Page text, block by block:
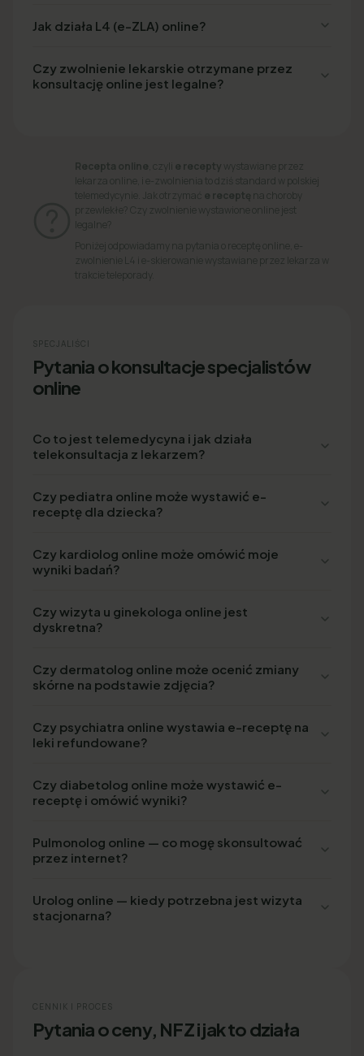
Jak działa L4 (e-ZLA) online?
Czy zwolnienie lekarskie otrzymane przez
konsultację online jest legalne?
Recepta online , czyli e recepty wystawiane przez
lekarza online, i e-zwolnienia to dziś standard w polskiej
telemedycynie. Jak otrzymać e receptę na choroby
przewlekłe? Czy zwolnienie wystawione online jest
legalne?
Poniżej odpowiadamy na pytania o receptę online, e-
zwolnienie L4 i e-skierowanie wystawiane przez lekarza w
trakcie teleporady.
SPECJALIŚCI
Pytania o konsultacje specjalistów
online
Co to jest telemedycyna i jak działa
telekonsultacja z lekarzem?
Czy pediatra online może wystawić e-
receptę dla dziecka?
Czy kardiolog online może omówić moje
wyniki badań?
Czy wizyta u ginekologa online jest
dyskretna?
Czy dermatolog online może ocenić zmiany
skórne na podstawie zdjęcia?
Czy psychiatra online wystawia e-receptę na
leki refundowane?
Czy diabetolog online może wystawić e-
receptę i omówić wyniki?
Pulmonolog online — co mogę skonsultować
przez internet?
Urolog online — kiedy potrzebna jest wizyta
stacjonarna?
CENNIK I PROCES
Pytania o ceny, NFZ i jak to działa